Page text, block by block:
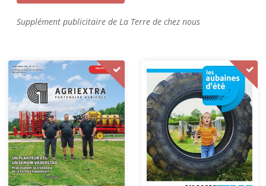
Supplément publicitaire de La Terre de chez nous